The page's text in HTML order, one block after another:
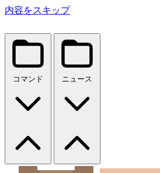
内容をスキップ
コマンド ニュース